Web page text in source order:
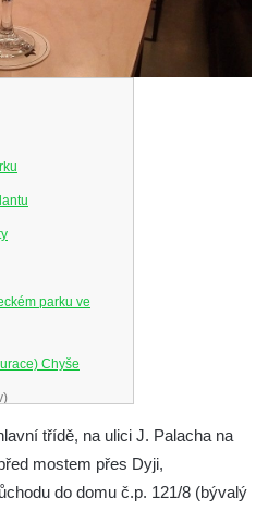
parku ve
Chyše
třídě, na ulici J. Palacha na
mostem přes Dyji,
do domu č.p. 121/8 (bývalý